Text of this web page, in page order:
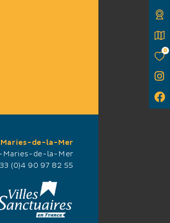
un
c’est la
0
de-la-Mer
Maries-de-la-Mer
(0)4 90 97 82 55